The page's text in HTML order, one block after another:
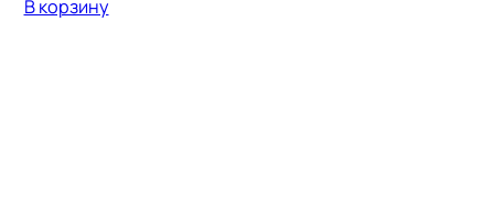
В корзину